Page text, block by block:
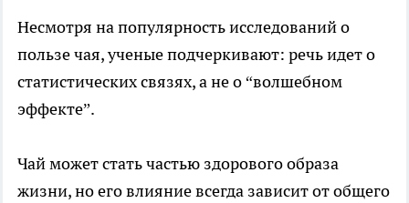
Несмотря на популярность исследований о
пользе чая, ученые подчеркивают: речь идет о
статистических связях, а не о “волшебном
эффекте”.
Чай может стать частью здорового образа
жизни, но его влияние всегда зависит от общего